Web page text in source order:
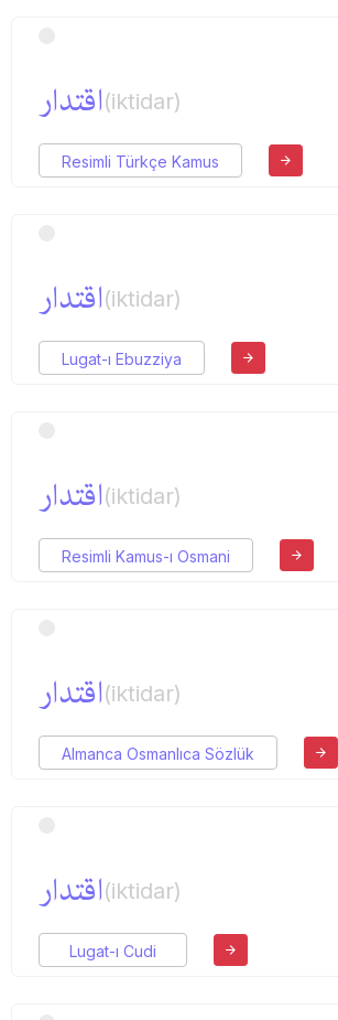
اقتدار(iktidar)
Resimli Türkçe Kamus
اقتدار(iktidar)
Lugat-ı Ebuzziya
اقتدار(iktidar)
Resimli Kamus-ı Osmani
اقتدار(iktidar)
Almanca Osmanlıca Sözlük
اقتدار(iktidar)
Lugat-ı Cudi